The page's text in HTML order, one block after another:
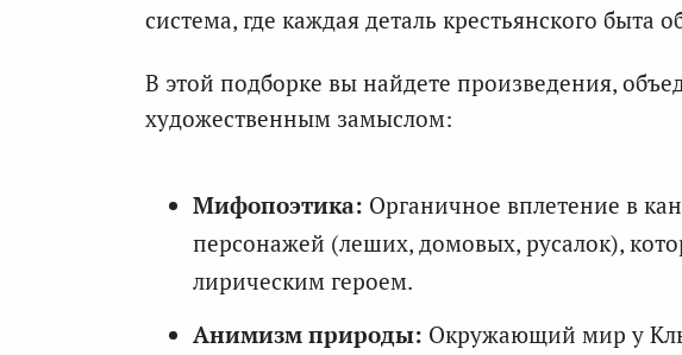
система, где каждая деталь крестьянского быта
В этой подборке вы найдете произведения,
художественным замыслом:
Мифопоэтика: Органичное вплетение в
персонажей (леших, домовых, русалок),
лирическим героем.
Анимизм природы: Окружающий мир у